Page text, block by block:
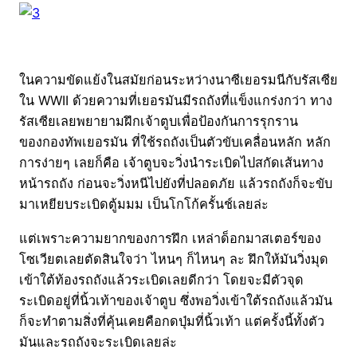
ในความขัดแย้งในสมัยก่อนระหว่างนาซีเยอรมนีกับรัสเซีย
ใน WWII ด้วยความที่เยอรมันมีรถถังที่แข็งแกร่งกว่า ทาง
รัสเซียเลยพยายามฝึกเจ้าตูบเพื่อป้องกันการรุกราน
ของกองทัพเยอรมัน ที่ใช้รถถังเป็นตัวขับเคลื่อนหลัก หลัก
การง่ายๆ เลยก็คือ เจ้าตูบจะวิ่งนำระเบิดไปสกัดเส้นทาง
หน้ารถถัง ก่อนจะวิ่งหนีไปยังที่ปลอดภัย แล้วรถถังก็จะขับ
มาเหยียบระเบิดตู้มมม เป็นโกโก้ครั้นช์เลยล่ะ
แต่เพราะความยากของการฝึก เหล่าด็อกมาสเตอร์ของ
โซเวียตเลยตัดสินใจว่า ไหนๆ ก็ไหนๆ ละ ฝึกให้มันวิ่งมุด
เข้าใต้ท้องรถถังแล้วระเบิดเลยดีกว่า โดยจะมีตัวจุด
ระเบิดอยู่ที่นิ้วเท้าของเจ้าตูบ ซึ่งพอวิ่งเข้าใต้รถถังแล้วมัน
ก็จะทำตามสิ่งที่คุ้นเคยคือกดปุ่มที่นิ้วเท้า แต่ครั้งนี้ทั้งตัว
มันและรถถังจะระเบิดเลยล่ะ